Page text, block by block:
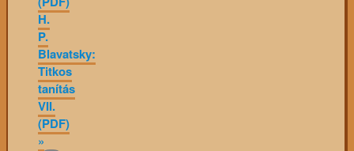
H.
P.
Blavatsky:
Titkos
tanítás
VII.
(PDF)
»